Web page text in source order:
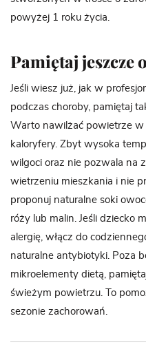
powyżej 1 roku życia.
Pamiętaj jeszcze
Jeśli wiesz już, jak w
podczas choroby, pamiętaj
Warto nawilżać powietrze w
kaloryfery. Zbyt wysoka
wilgoci oraz nie pozwala na
wietrzeniu mieszkania i nie
proponuj naturalne soki
róży lub malin. Jeśli dziecko
alergię, włącz do
naturalne antybiotyki. Poza
mikroelementy dietą,
świeżym powietrzu. To
sezonie zachorowań.